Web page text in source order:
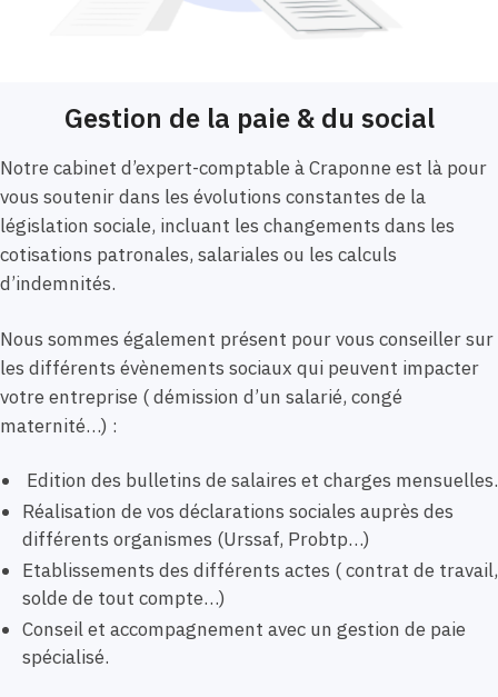
Gestion de la paie & du social
Notre cabinet d’expert-comptable à Craponne est là pour
vous soutenir dans les évolutions constantes de la
législation sociale, incluant les changements dans les
cotisations patronales, salariales ou les calculs
d’indemnités.
Nous sommes également présent pour vous conseiller sur
les différents évènements sociaux qui peuvent impacter
votre entreprise ( démission d’un salarié, congé
maternité…) :
Edition des bulletins de salaires et charges mensuelles.
Réalisation de vos déclarations sociales auprès des
différents organismes (Urssaf, Probtp…)
Etablissements des différents actes ( contrat de travail,
solde de tout compte…)
Conseil et accompagnement avec un gestion de paie
spécialisé.